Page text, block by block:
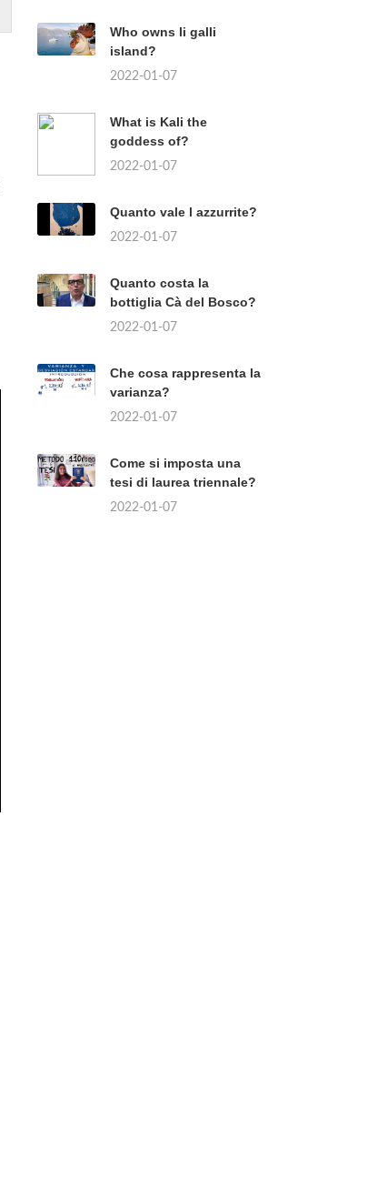
Who owns li galli
island?
2022-01-07
What is Kali the
goddess of?
2022-01-07
Quanto vale l azzurrite?
2022-01-07
Quanto costa la
bottiglia Cà del Bosco?
2022-01-07
Che cosa rappresenta la
varianza?
2022-01-07
Come si imposta una
tesi di laurea triennale?
2022-01-07